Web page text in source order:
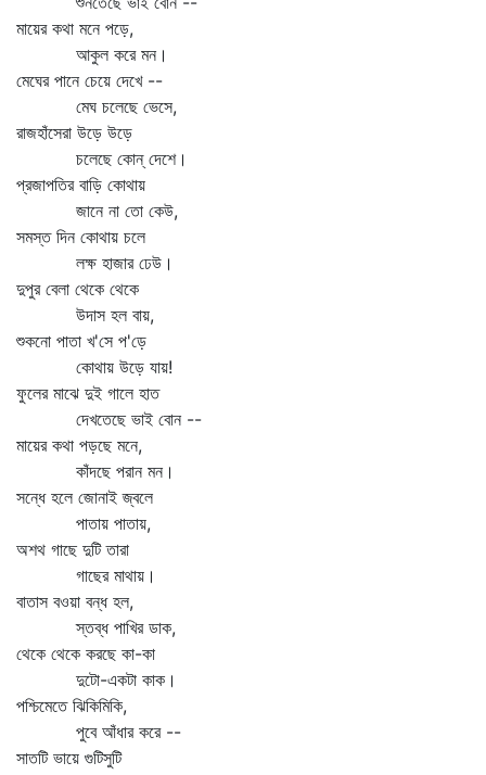
মায়ের কথা মনে পড়ে,
আকুল করে মন।
মেঘের পানে চেয়ে দেখে --
মেঘ চলেছে ভেসে,
রাজহাঁসেরা উড়ে উড়ে
চলেছে কোন্‌ দেশে।
প্রজাপতির বাড়ি কোথায়
জানে না তো কেউ,
সমস্ত দিন কোথায় চলে
লক্ষ হাজার ঢেউ।
দুপুর বেলা থেকে থেকে
উদাস হল বায়,
শুকনো পাতা খ'সে প'ড়ে
কোথায় উড়ে যায়!
ফুলের মাঝে দুই গালে হাত
দেখতেছে ভাই বোন --
মায়ের কথা পড়ছে মনে,
কাঁদছে পরান মন।
সন্ধে হলে জোনাই জ্বলে
পাতায় পাতায়,
অশথ গাছে দুটি তারা
গাছের মাথায়।
বাতাস বওয়া বন্ধ হল,
স্তব্ধ পাখির ডাক,
থেকে থেকে করছে কা-কা
দুটো-একটা কাক।
পশ্চিমেতে ঝিকিমিকি,
পুবে আঁধার করে --
সাতটি ভায়ে গুটিসুটি